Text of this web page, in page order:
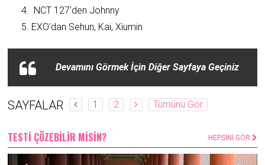
NCT 127'den Johnny
EXO'dan Sehun, Kai, Xiumin
Devamını Görmek İçin Diğer Sayfaya Geçiniz
SAYFALAR 1 2 Tümünü Gör
TESTİ ÇÖZEBİLİR MİSİN? HEPSİNİ GÖR